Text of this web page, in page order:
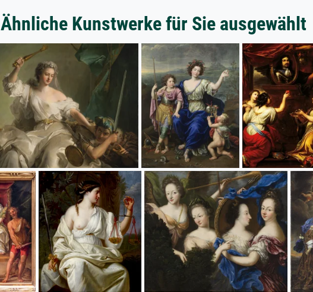
Ähnliche Kunstwerke für Sie ausgewählt